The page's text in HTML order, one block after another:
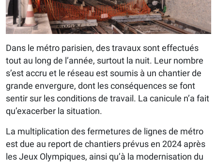
Dans le métro parisien, des travaux sont effectués
tout au long de l’année, surtout la nuit. Leur nombre
s’est accru et le réseau est soumis à un chantier de
grande envergure, dont les conséquences se font
sentir sur les conditions de travail. La canicule n’a fait
qu’exacerber la situation.
La multiplication des fermetures de lignes de métro
est due au report de chantiers prévus en 2024 après
les Jeux Olympiques, ainsi qu’à la modernisation du